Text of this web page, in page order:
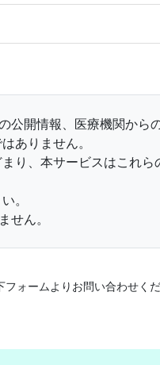
開情報、医療機関から
ありません。
り、本サービスはこれ
。
ん。
ォームよりお問い合わせく